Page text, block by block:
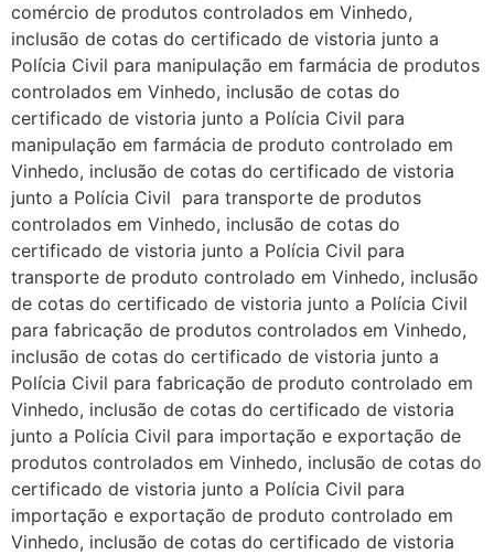
comércio de produtos controlados em Vinhedo,
inclusão de cotas do certificado de vistoria junto a
Polícia Civil para manipulação em farmácia de produtos
controlados em Vinhedo, inclusão de cotas do
certificado de vistoria junto a Polícia Civil para
manipulação em farmácia de produto controlado em
Vinhedo, inclusão de cotas do certificado de vistoria
junto a Polícia Civil para transporte de produtos
controlados em Vinhedo, inclusão de cotas do
certificado de vistoria junto a Polícia Civil para
transporte de produto controlado em Vinhedo, inclusão
de cotas do certificado de vistoria junto a Polícia Civil
para fabricação de produtos controlados em Vinhedo,
inclusão de cotas do certificado de vistoria junto a
Polícia Civil para fabricação de produto controlado em
Vinhedo, inclusão de cotas do certificado de vistoria
junto a Polícia Civil para importação e exportação de
produtos controlados em Vinhedo, inclusão de cotas do
certificado de vistoria junto a Polícia Civil para
importação e exportação de produto controlado em
Vinhedo, inclusão de cotas do certificado de vistoria